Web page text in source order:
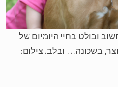
בחיי היומיום של
ובלב. צילום: